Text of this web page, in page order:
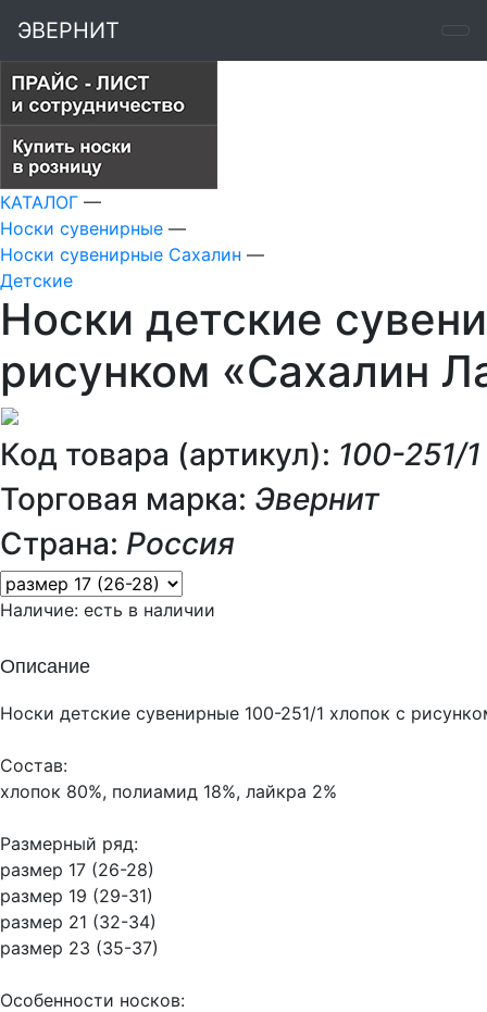
ЭВЕРНИТ
КАТАЛОГ —
Носки сувенирные —
Носки сувенирные Сахалин —
Детские
Носки детские
рисунком «Сахалин
Код товара (артикул): 100-251/1
Торговая марка: Эвернит
Страна: Россия
Наличие: есть в наличии
Описание
Носки детские сувенирные 100-251/1 хлопок с
Состав:
хлопок 80%, полиамид 18%, лайкра 2%
Размерный ряд:
размер 17 (26-28)
размер 19 (29-31)
размер 21 (32-34)
размер 23 (35-37)
Особенности носков: